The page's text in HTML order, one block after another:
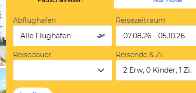
Abflughafen
Alle Flughäfen
Reisezeitraum
07.08.26 - 05.10.26
Reisedauer
Reisende & Zi.
2 Erw, 0 Kinder, 1 Zi.